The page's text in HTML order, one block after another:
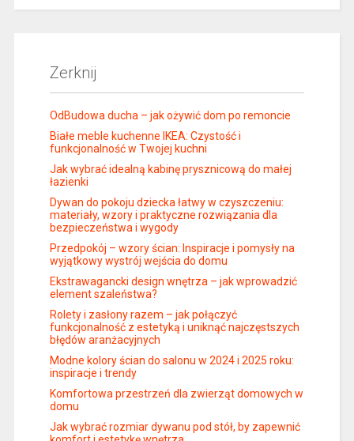
Zerknij
OdBudowa ducha – jak ożywić dom po remoncie
Białe meble kuchenne IKEA: Czystość i
funkcjonalność w Twojej kuchni
Jak wybrać idealną kabinę prysznicową do małej
łazienki
Dywan do pokoju dziecka łatwy w czyszczeniu:
materiały, wzory i praktyczne rozwiązania dla
bezpieczeństwa i wygody
Przedpokój – wzory ścian: Inspiracje i pomysły na
wyjątkowy wystrój wejścia do domu
Ekstrawagancki design wnętrza – jak wprowadzić
element szaleństwa?
Rolety i zasłony razem – jak połączyć
funkcjonalność z estetyką i uniknąć najczęstszych
błędów aranżacyjnych
Modne kolory ścian do salonu w 2024 i 2025 roku:
inspiracje i trendy
Komfortowa przestrzeń dla zwierząt domowych w
domu
Jak wybrać rozmiar dywanu pod stół, by zapewnić